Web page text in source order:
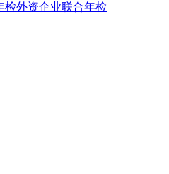
外资企业联合年检